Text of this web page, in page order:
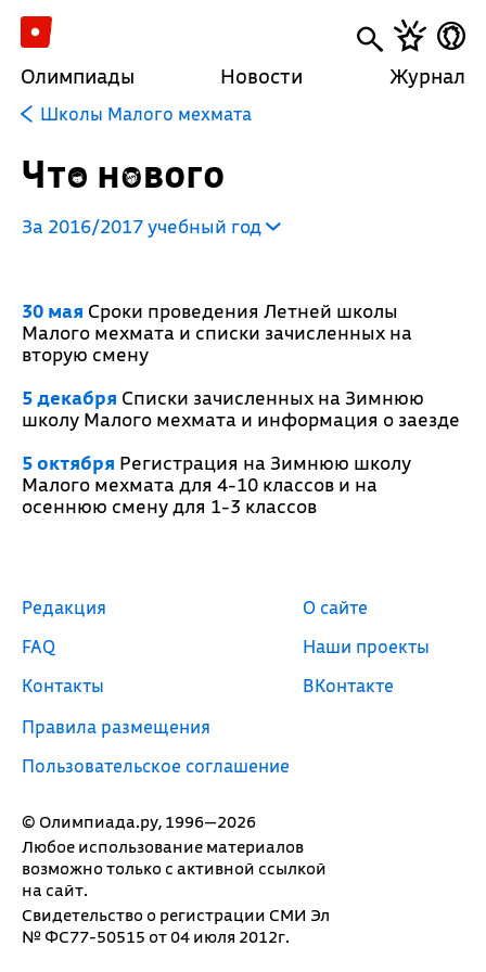
Олимпиады Новости Журнал
Школы Малого мехмата
Что нового
За 2016/2017 учебный год
30 мая Сроки проведения Летней школы
Малого мехмата и списки зачисленных на
вторую смену
5 декабря Списки зачисленных на Зимнюю
школу Малого мехмата и информация о заезде
5 октября Регистрация на Зимнюю школу
Малого мехмата для 4-10 классов и на
осеннюю смену для 1-3 классов
© Олимпиада.ру, 1996—2026
Любое использование материалов
возможно только с активной ссылкой
на сайт.
Свидетельство о регистрации СМИ Эл
№ ФС77-50515 от 04 июля 2012г.
Редакция
FAQ
Контакты
Правила размещения
Пользовательское соглашение
О сайте
Наши проекты
ВКонтакте